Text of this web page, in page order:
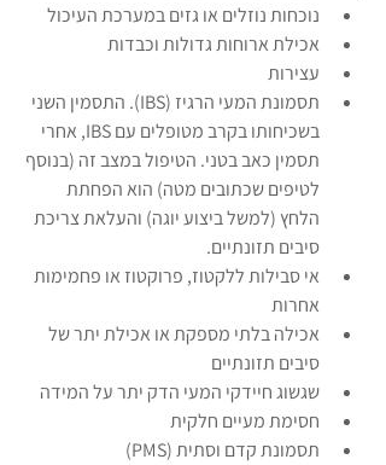
נוכחות נוזלים או גזים במערכת העיכול
אכילת ארוחות גדולות וכבדות
עצירות
תסמונת המעי הרגיז (IBS). התסמין השני
בשכיחותו בקרב מטופלים עם IBS, אחרי
תסמין כאב בטני. הטיפול במצב זה (בנוסף
לטיפים שכתובים מטה) הוא הפחתת
הלחץ (למשל ביצוע יוגה) והעלאת צריכת
סיבים תזונתיים.
אי סבילות ללקטוז, פרוקטוז או פחמימות
אחרות
אכילה בלתי מספקת או אכילת יתר של
סיבים תזונתיים
שגשוג חיידקי המעי הדק יתר על המידה
חסימת מעיים חלקית
תסמונת קדם וסתית (PMS)